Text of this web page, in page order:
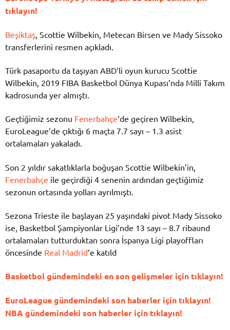
tıklayın!
Beşiktaş , Scottie Wilbekin, Metecan Birsen ve Mady Sissoko
transferlerini resmen açıkladı.
Türk pasaportu da taşıyan ABD’li oyun kurucu Scottie
Wilbekin, 2019 FIBA Basketbol Dünya Kupası’nda Milli Takım
kadrosunda yer almıştı.
Geçtiğimiz sezonu Fenerbahçe‘de geçiren Wilbekin,
EuroLeague’de çıktığı 6 maçta 7.7 sayı – 1.3 asist
ortalamaları yakaladı.
Son 2 yıldır sakatlıklarla boğuşan Scottie Wilbekin’in,
Fenerbahçe ile geçirdiği 4 senenin ardından geçtiğimiz
sezonun ortasında yolları ayrılmıştı.
Sezona Trieste ile başlayan 25 yaşındaki pivot Mady Sissoko
ise, Basketbol Şampiyonlar Ligi’nde 13 sayı – 8.7 ribaund
ortalamaları tutturduktan sonra İspanya Ligi playoffları
öncesinde Real Madrid‘e katıld
Basketbol gündemindeki en son gelişmeler için tıklayın!
EuroLeague gündemindeki son haberler için tıklayın!
NBA gündemindeki son haberler için tıklayın!